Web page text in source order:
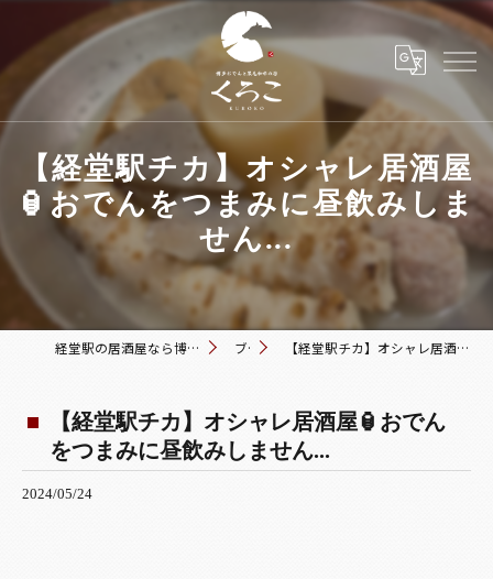
【経堂駅チカ】オシャレ居酒屋
🏮おでんをつまみに昼飲みしま
せん...
経堂駅の居酒屋なら博多おでんと黒毛和牛の店 くろこ ブログ 【経堂駅チカ】オシャレ居酒屋🏮おでんをつまみに昼飲みしません...
【経堂駅チカ】オシャレ居酒屋🏮おでん
をつまみに昼飲みしません...
2024/05/24